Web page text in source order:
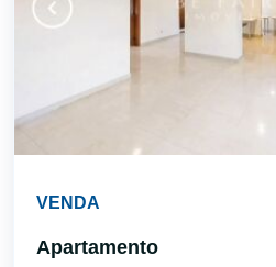
VENDA
Apartamento